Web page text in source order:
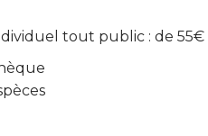
tout public : de 55€